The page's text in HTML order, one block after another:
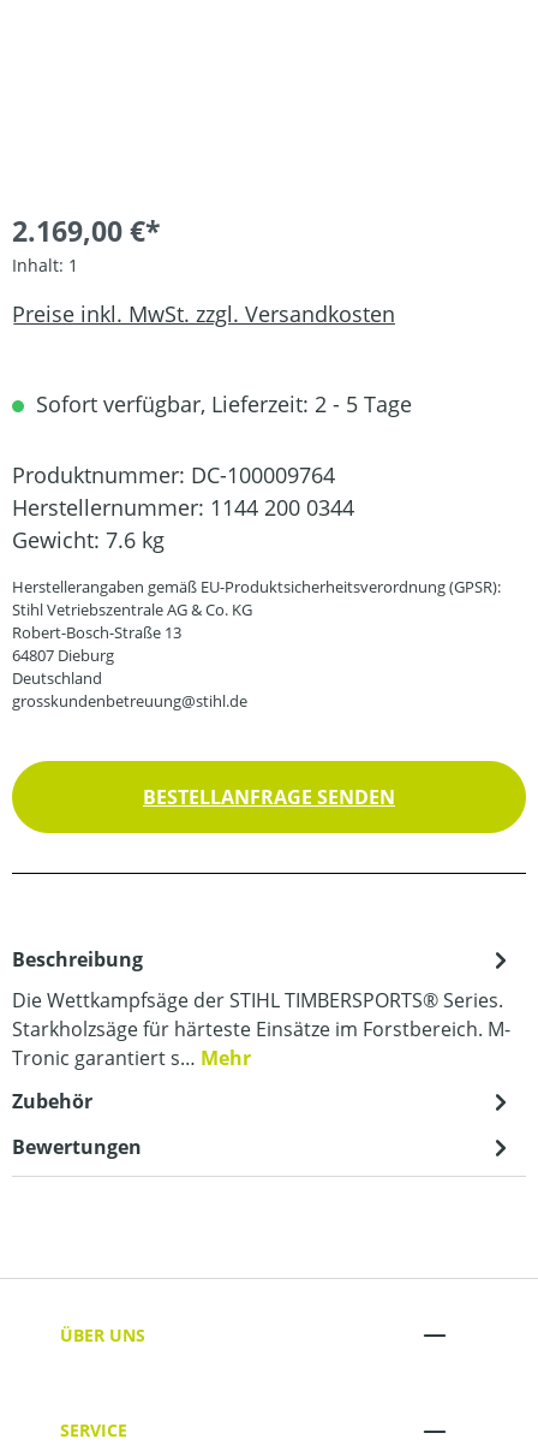
2.169,00 €*
Inhalt: 1
Preise inkl. MwSt. zzgl. Versandkosten
Sofort verfügbar, Lieferzeit: 2 - 5 Tage
Produktnummer: DC-100009764
Herstellernummer: 1144 200 0344
Gewicht: 7.6 kg
Herstellerangaben gemäß EU-Produktsicherheitsverordnung (GPSR):
Stihl Vetriebszentrale AG & Co. KG
Robert-Bosch-Straße 13
64807 Dieburg
Deutschland
grosskundenbetreuung@stihl.de
BESTELLANFRAGE SENDEN
Beschreibung
Die Wettkampfsäge der STIHL TIMBERSPORTS® Series.
Starkholzsäge für härteste Einsätze im Forstbereich. M-
Tronic garantiert s… Mehr
Zubehör
Bewertungen
ÜBER UNS
SERVICE